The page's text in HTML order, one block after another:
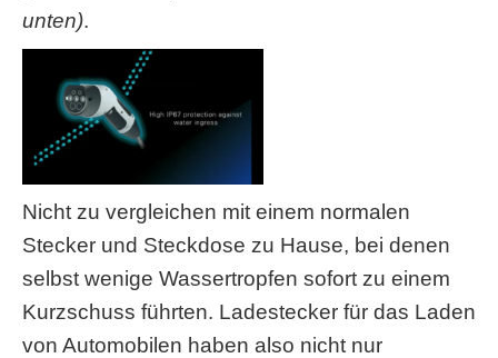
unten).
Nicht zu vergleichen mit einem normalen
Stecker und Steckdose zu Hause, bei denen
selbst wenige Wassertropfen sofort zu einem
Kurzschuss führten. Ladestecker für das Laden
von Automobilen haben also nicht nur